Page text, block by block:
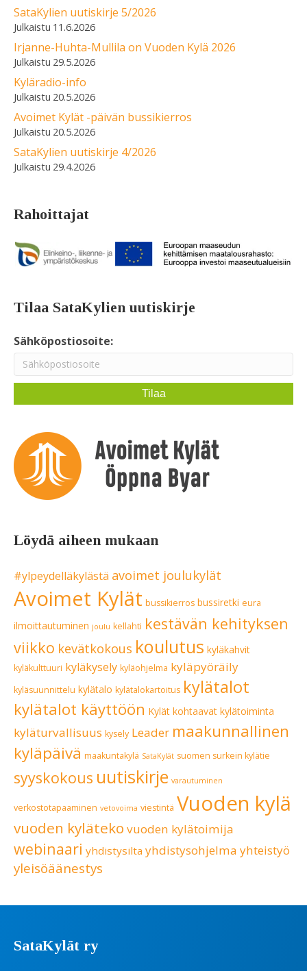
SataKylien uutiskirje 5/2026
11.6.2026
Irjanne-Huhta-Mullila on Vuoden Kylä 2026
29.5.2026
Kyläradio-info
20.5.2026
Avoimet Kylät -päivän bussikierros
20.5.2026
SataKylien uutiskirje 4/2026
29.4.2026
Rahoittajat
Tilaa SataKylien uutiskirje
Sähköpostiosoite:
Löydä aiheen mukaan
#ylpeydelläkylästä avoimet joulukylät
Avoimet Kylät bussikierros bussiretki eura
ilmoittautuminen joulu kellahti kestävän kehityksen
viikko kevätkokous koulutus kyläkahvit
kyläkulttuuri kyläkysely kyläohjelma kyläpyöräily
kyläsuunnittelu kylätalo kylätalokartoitus kylätalot
kylätalot käyttöön Kylät kohtaavat kylätoiminta
kyläturvallisuus kysely Leader maakunnallinen
kyläpäivä maakuntakylä SataKylät suomen surkein kylätie
syyskokous uutiskirje varautuminen
verkostotapaaminen vetovoima viestintä Vuoden kylä
vuoden kyläteko vuoden kylätoimija
webinaari yhdistysilta yhdistysohjelma yhteistyö
yleisöäänestys
SataKylät ry